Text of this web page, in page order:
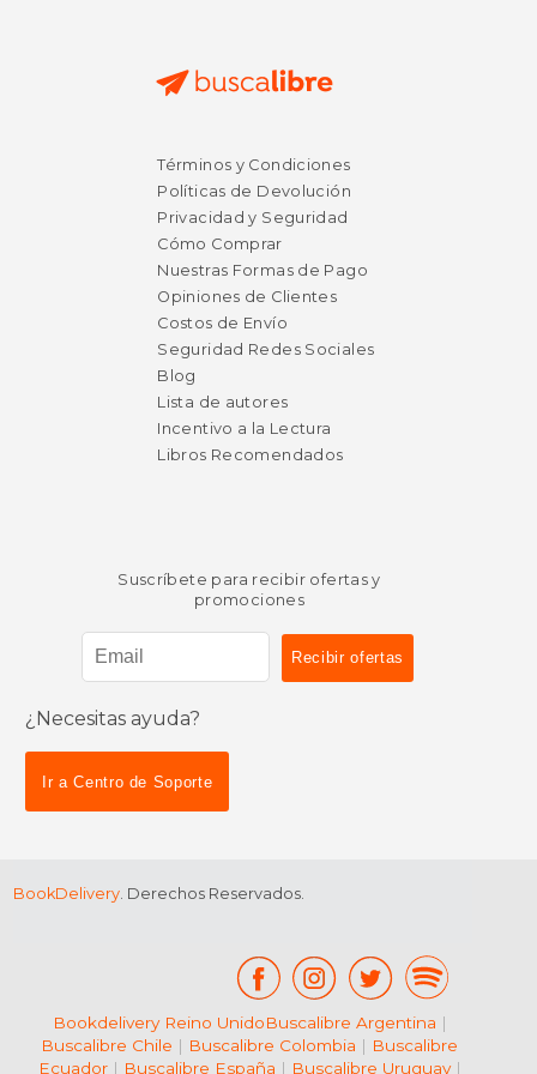
$ 46.91 15%
Términos y Condiciones
Políticas de Devolución
Privacidad y Seguridad
Cómo Comprar
Nuestras Formas de Pago
Opiniones de Clientes
Costos de Envío
Seguridad Redes Sociales
Blog
Lista de autores
Incentivo a la Lectura
Libros Recomendados
Suscríbete para recibir ofertas y
promociones
¿Necesitas ayuda?
Ir a Centro de Soporte
BookDelivery. Derechos Reservados.
Bookdelivery Reino UnidoBuscalibre Argentina |
Buscalibre Chile | Buscalibre Colombia | Buscalibre
Ecuador| Buscalibre España | Buscalibre Uruguay|